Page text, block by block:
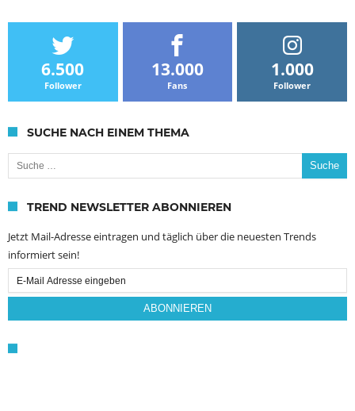
6.500
Follower
13.000
Fans
1.000
Follower
SUCHE NACH EINEM THEMA
Suche nach:
TREND NEWSLETTER ABONNIEREN
Jetzt Mail-Adresse eintragen und täglich über die neuesten Trends
informiert sein!
Email
Subscription
ABONNIEREN